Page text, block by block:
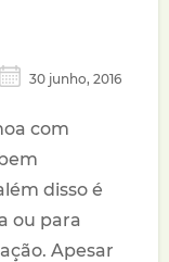
30 junho, 2016
com
disso é
ou para
Apesar